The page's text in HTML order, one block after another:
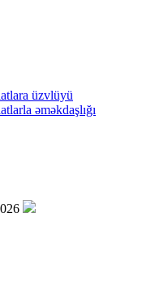
üzvlüyü
əməkdaşlığı